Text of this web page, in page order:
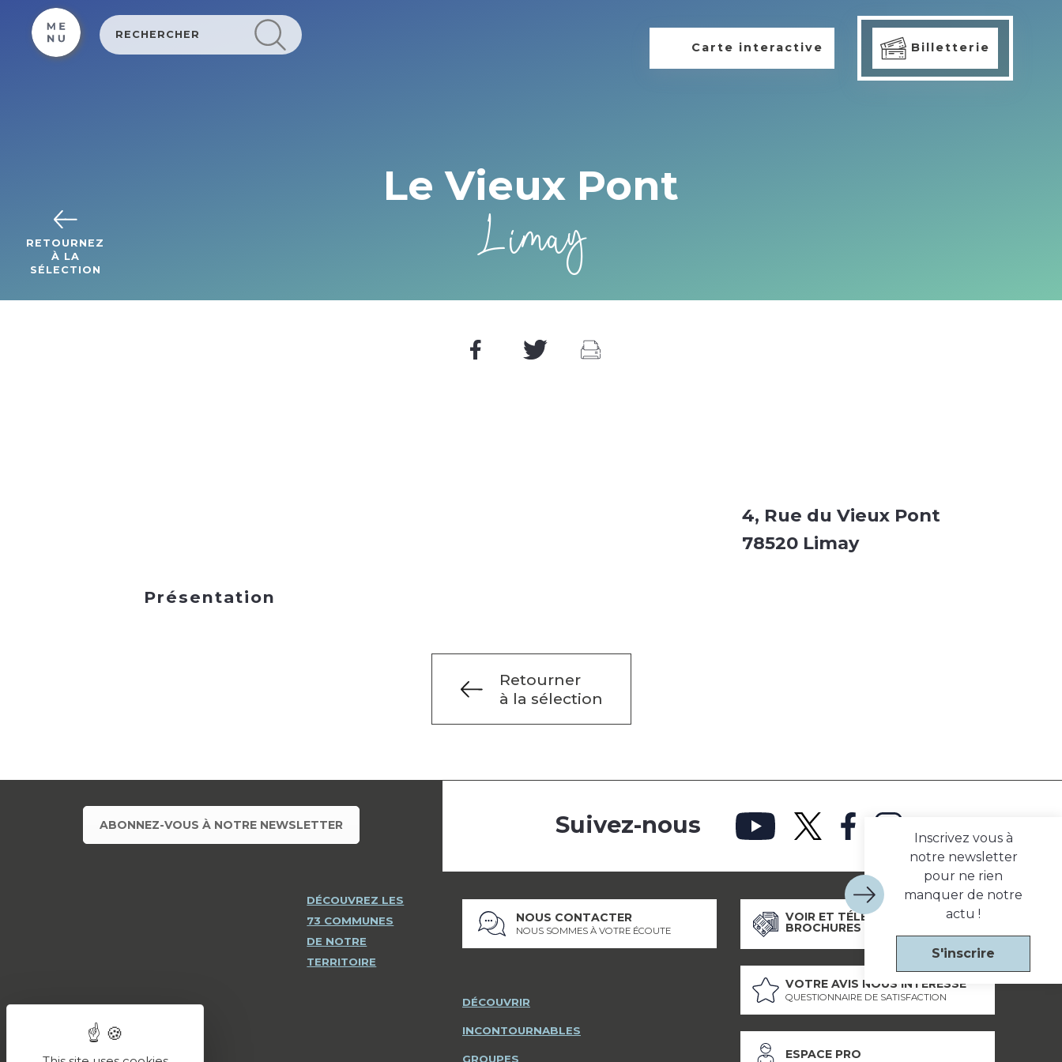
Carte interactive Billetterie
RETOURNEZ
À LA
SÉLECTION
Le Vieux Pont
Limay
4, Rue du Vieux Pont
78520 Limay
Présentation
Retourner
à la sélection
Inscrivez vous à
notre newsletter
pour ne rien
manquer de notre
actu !
S'inscrire
ABONNEZ-VOUS À NOTRE NEWSLETTER
DÉCOUVREZ LES
73 COMMUNES
DE NOTRE
TERRITOIRE
Suivez-nous
NOUS CONTACTER
NOUS SOMMES À VOTRE ÉCOUTE
DÉCOUVRIR
INCONTOURNABLES
GROUPES
VOIR ET TÉLÉCHARGER NOS
BROCHURES
VOTRE AVIS NOUS INTÉRESSE
QUESTIONNAIRE DE SATISFACTION
ESPACE PRO
Cookies management panel